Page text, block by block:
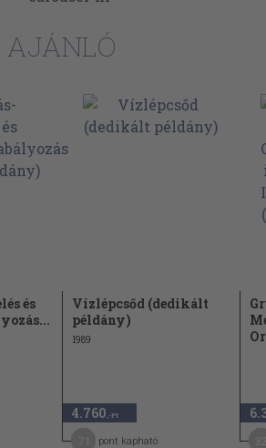
AJÁNLÓ
és
Vízlépcsőd (dedikált
példány)
1989
4.760 ,-Ft
pont kapható